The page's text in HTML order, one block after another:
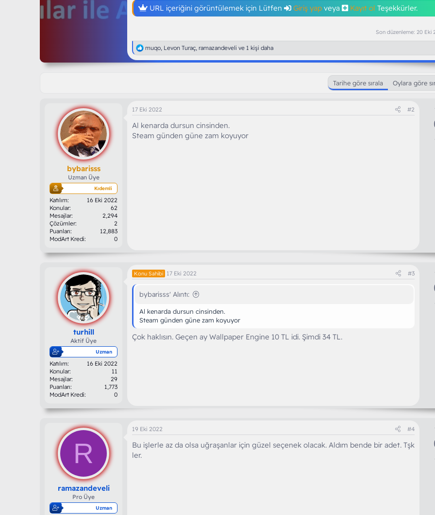
URL içeriğini görüntülemek için Lütfen
Giriş yap veya Kayıt ol Teşekkürler.
Son düzenleme: 20 Eki
T
e
p
:
muqo, Levon Turaç, ramazandeveli ve 1 kişi daha
Tarihe göre sırala Oylara göre
bybarisss
Uzman Üye
Kıdemli
Katılım
16 Eki 2022
Konular
62
Mesajlar
2,294
Çözümler
2
Puanları
12,883
ModArt Kredi
0
17 Eki 2022 #2
Al kenarda dursun cinsinden.
Steam günden güne zam koyuyor
turhill
Aktif Üye
Uzman
Katılım
16 Eki 2022
Konular
11
Mesajlar
29
Puanları
1,773
ModArt Kredi
0
Konu Sahibi 17 Eki 2022 #3
bybarisss' Alıntı:
Al kenarda dursun cinsinden.
Steam günden güne zam koyuyor
Çok haklısın. Geçen ay Wallpaper Engine 10 TL idi. Şimdi 34 TL.
R
ramazandeveli
Pro Üye
Uzman
19 Eki 2022 #4
Bu işlerle az da olsa uğraşanlar için güzel seçenek olacak. Aldım bende bir adet. Tşk
ler.